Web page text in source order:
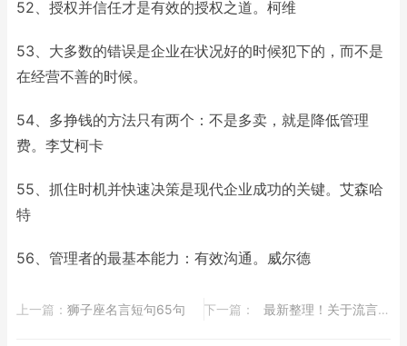
52、授权并信任才是有效的授权之道。柯维
53、大多数的错误是企业在状况好的时候犯下的，而不是
在经营不善的时候。
54、多挣钱的方法只有两个：不是多卖，就是降低管理
费。李艾柯卡
55、抓住时机并快速决策是现代企业成功的关键。艾森哈
特
56、管理者的最基本能力：有效沟通。威尔德
上一篇： ​狮子座名言短句65句 下一篇： ​最新整理！关于流言蜚语的名言精选24条